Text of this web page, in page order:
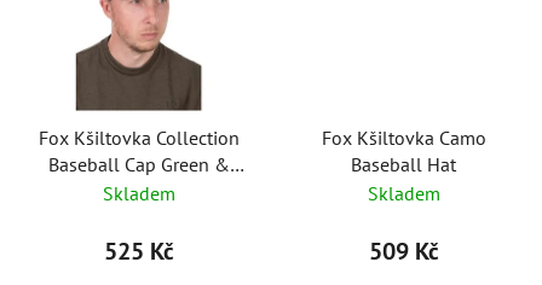
Fox Kšiltovka Collection
Baseball Cap Green &
Black
Skladem
525 Kč
Fox Kšiltovka Camo
Baseball Hat
Skladem
509 Kč